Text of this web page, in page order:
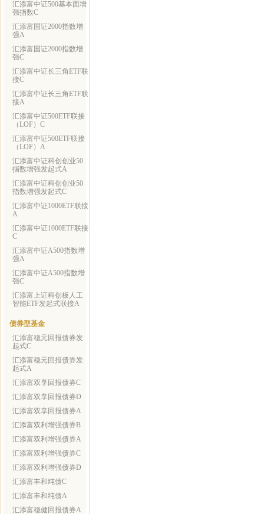
汇添富中证500基本面增
强指数C
汇添富国证2000指数增
强A
汇添富国证2000指数增
强C
汇添富中证长三角ETF联
接C
汇添富中证长三角ETF联
接A
汇添富中证500ETF联接
（LOF）C
汇添富中证500ETF联接
（LOF）A
汇添富中证科创创业50
指数增强发起式A
汇添富中证科创创业50
指数增强发起式C
汇添富中证1000ETF联接
A
汇添富中证1000ETF联接
C
汇添富中证A500指数增
强A
汇添富中证A500指数增
强C
汇添富上证科创板人工
智能ETF发起式联接A
债券型基金
汇添富稳元回报债券发
起式C
汇添富稳元回报债券发
起式A
汇添富双享回报债券C
汇添富双享回报债券D
汇添富双享回报债券A
汇添富双利增强债券B
汇添富双利增强债券A
汇添富双利增强债券C
汇添富双利增强债券D
汇添富丰和纯债C
汇添富丰和纯债A
汇添富稳健回报债券A